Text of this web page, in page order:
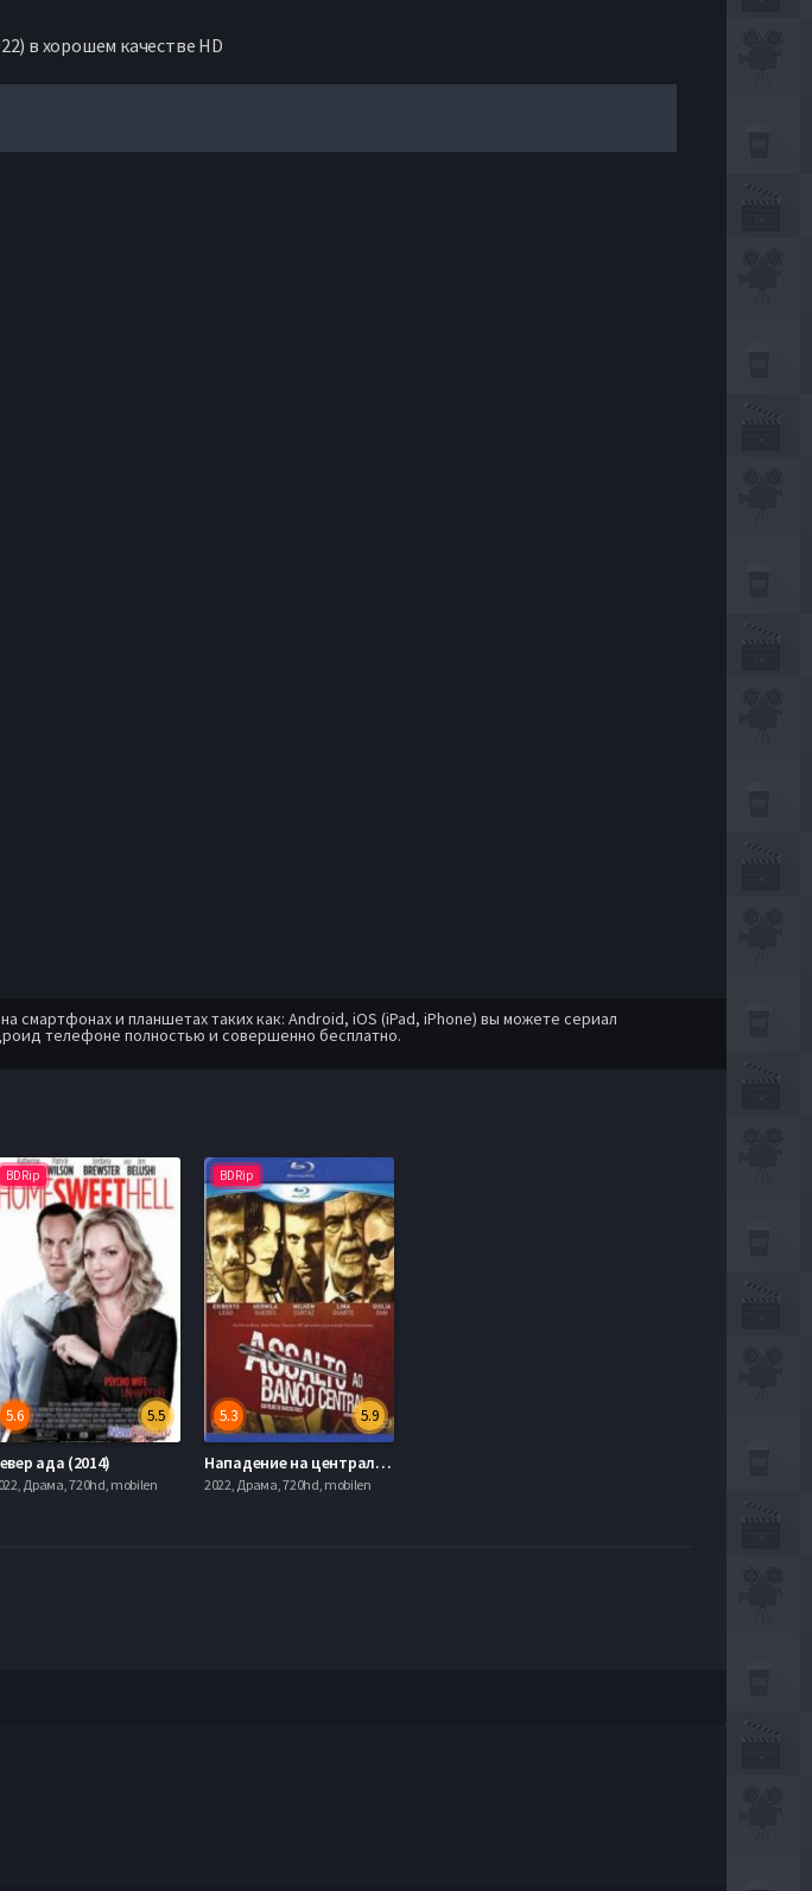
в хорошем качестве HD
и планшетах таких как: Android, iOS (iPad, iPhone) вы можете сериал
телефоне полностью и совершенно бесплатно.
BDRip
5.5
5.6
ада (2014)
Драма, 720hd, mobilen
BDRip
5.9
5.3
Нападение на центральный банк (2011)
2022, Драма, 720hd, mobilen